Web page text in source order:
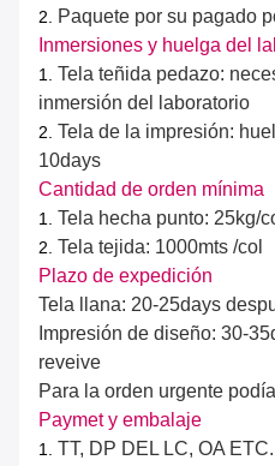
2. Paquete por su pagado
Inmersiones y huelga del
1. Tela teñida pedazo:
inmersión del laboratorio
2. Tela de la impresión:
10days
Cantidad de orden mínima
1. Tela hecha punto: 25kg/
2. Tela tejida: 1000mts /col
Plazo de expedición
Tela llana: 20-25days
Impresión de diseño: 30-
reveive
Para la orden urgente
Paymet y embalaje
1. TT, DP DEL LC, OA ETC.